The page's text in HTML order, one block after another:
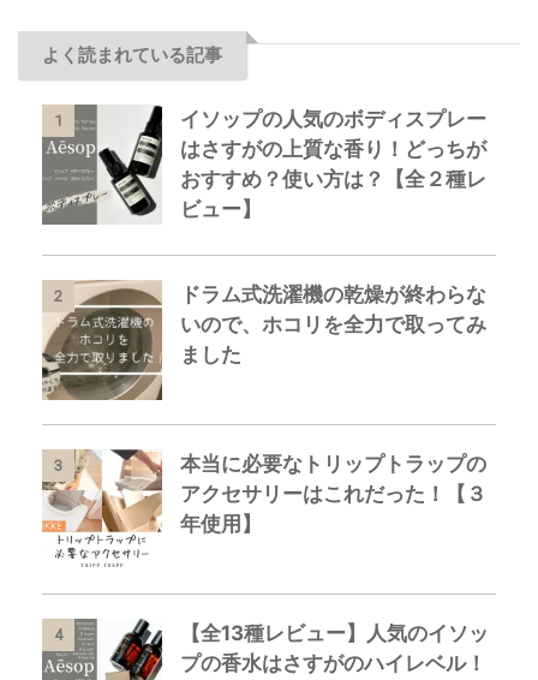
よく読まれている記事
1
イソップの人気のボディスプレー
はさすがの上質な香り！どっちが
おすすめ？使い方は？【全２種レ
ビュー】
2
ドラム式洗濯機の乾燥が終わらな
いので、ホコリを全力で取ってみ
ました
3
本当に必要なトリップトラップの
アクセサリーはこれだった！【３
年使用】
4
【全13種レビュー】人気のイソッ
プの香水はさすがのハイレベル！